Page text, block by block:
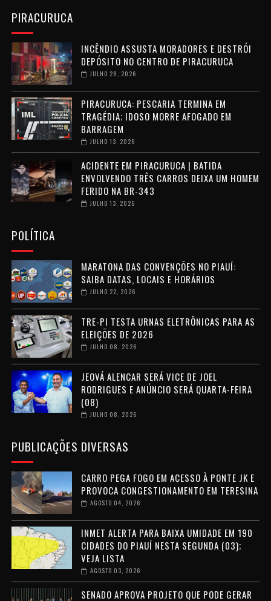
PIRACURUCA
INCÊNDIO ASSUSTA MORADORES E DESTRÓI
DEPÓSITO NO CENTRO DE PIRACURUCA
JULHO 28, 2026
PIRACURUCA: PESCARIA TERMINA EM
TRAGÉDIA; IDOSO MORRE AFOGADO EM
BARRAGEM
JULHO 13, 2026
ACIDENTE EM PIRACURUCA | BATIDA
ENVOLVENDO TRÊS CARROS DEIXA UM HOMEM
FERIDO NA BR-343
JULHO 13, 2026
POLÍTICA
MARATONA DAS CONVENÇÕES NO PIAUÍ:
SAIBA DATAS, LOCAIS E HORÁRIOS
JULHO 22, 2026
TRE-PI TESTA URNAS ELETRÔNICAS PARA AS
ELEIÇÕES DE 2026
JULHO 08, 2026
JEOVÁ ALENCAR SERÁ VICE DE JOEL
RODRIGUES E ANÚNCIO SERÁ QUARTA-FEIRA
(08)
JULHO 08, 2026
PUBLICAÇÕES DIVERSAS
CARRO PEGA FOGO EM ACESSO À PONTE JK E
PROVOCA CONGESTIONAMENTO EM TERESINA
AGOSTO 04, 2026
INMET ALERTA PARA BAIXA UMIDADE EM 190
CIDADES DO PIAUÍ NESTA SEGUNDA (03);
VEJA LISTA
AGOSTO 03, 2026
SENADO APROVA PROJETO QUE PODE GERAR